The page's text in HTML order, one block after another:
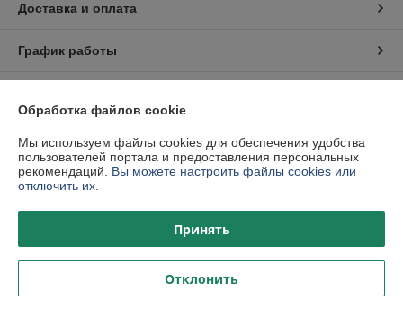
Доставка и оплата
График работы
Политика обработки cookies
Сайт создан на платформе Deal.by
Обработка файлов cookie
Мы используем файлы cookies для обеспечения удобства
пользователей портала и предоставления персональных
рекомендаций. Вы можете настроить файлы cookies или
отключить их.
Принять
Отклонить